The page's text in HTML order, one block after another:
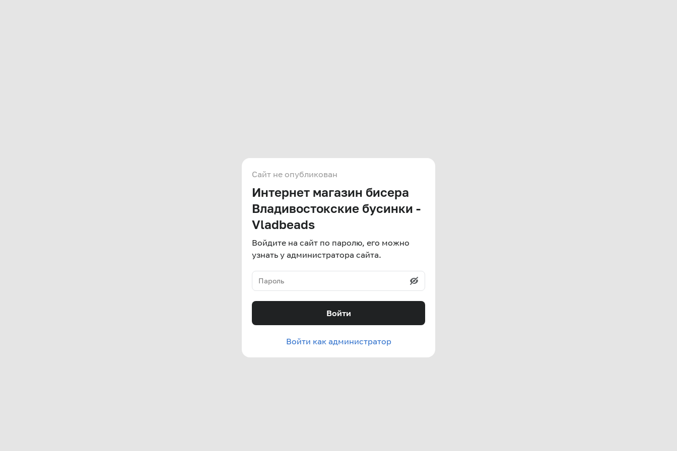
Сайт не опубликован
Интернет магазин бисера
Владивостокские бусинки -
Vladbeads
Войдите на сайт по паролю, его можно
узнать у администратора сайта.
Войти
Войти как администратор